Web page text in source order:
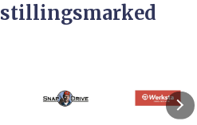
stillingsmarked